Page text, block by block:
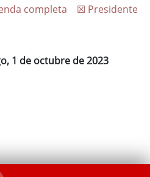
☒ Presidente
completa
1 de octubre de 2023